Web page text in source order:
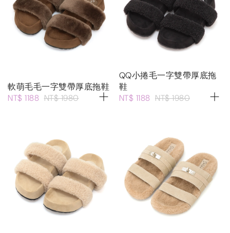
軟萌毛毛一字雙帶厚底拖鞋
NT$ 1188 NT$ 1980
QQ小捲毛一字雙帶厚底拖
鞋
NT$ 1188 NT$ 1980